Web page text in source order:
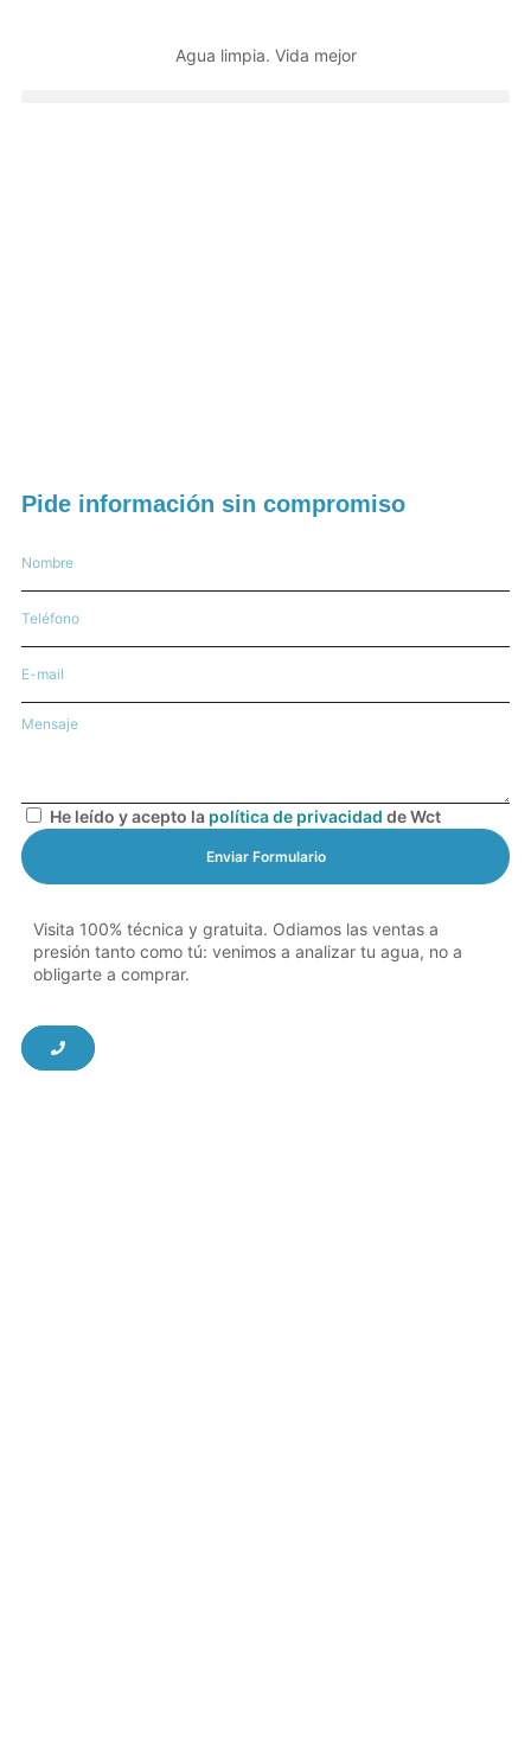
Agua limpia. Vida mejor
Pide información sin compromiso
He leído y acepto la política de privacidad de Wct
Enviar Formulario
Visita 100% técnica y gratuita. Odiamos las ventas a
presión tanto como tú: venimos a analizar tu agua, no a
obligarte a comprar.